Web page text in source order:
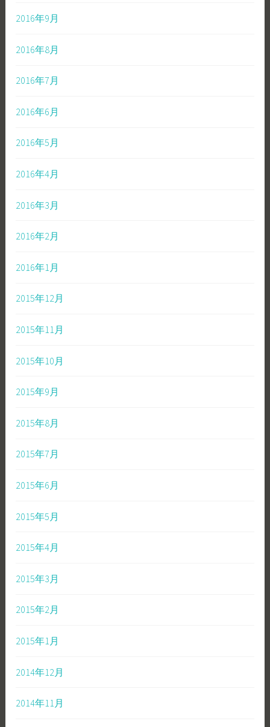
2016年9月
2016年8月
2016年7月
2016年6月
2016年5月
2016年4月
2016年3月
2016年2月
2016年1月
2015年12月
2015年11月
2015年10月
2015年9月
2015年8月
2015年7月
2015年6月
2015年5月
2015年4月
2015年3月
2015年2月
2015年1月
2014年12月
2014年11月